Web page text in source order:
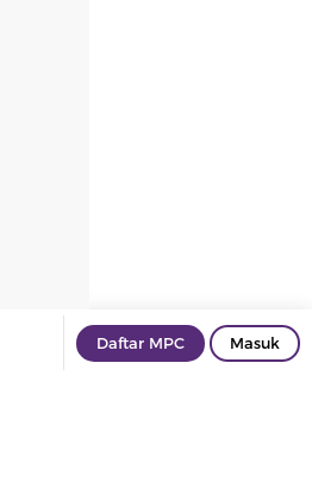
Daftar MPC Masuk